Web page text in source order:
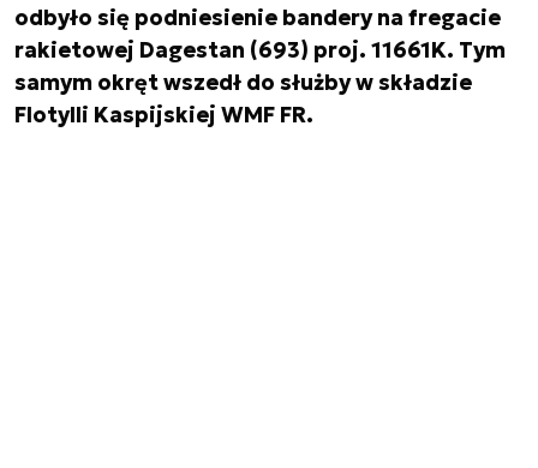
odbyło się podniesienie bandery na fregacie
rakietowej Dagestan (693) proj. 11661K. Tym
samym okręt wszedł do służby w składzie
Flotylli Kaspijskiej WMF FR.